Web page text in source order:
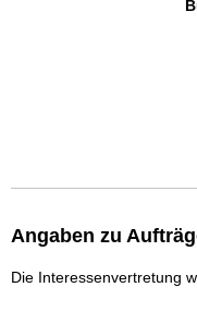
Angaben zu
Die Interessenvertretung